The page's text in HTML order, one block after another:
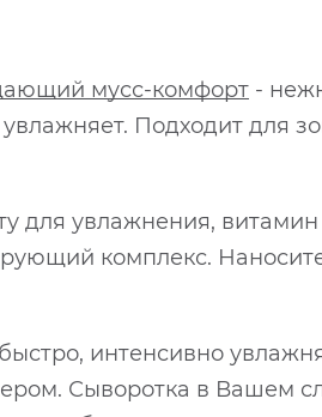
мусс-комфорт -
Подходит для
для увлажнения,
комплекс.
интенсивно
Сыворотка в Вашем